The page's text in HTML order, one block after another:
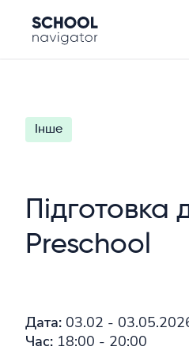
Інше
Підготовка
Preschool
Дата: 03.02 -
Час: 18:00 - 20:00